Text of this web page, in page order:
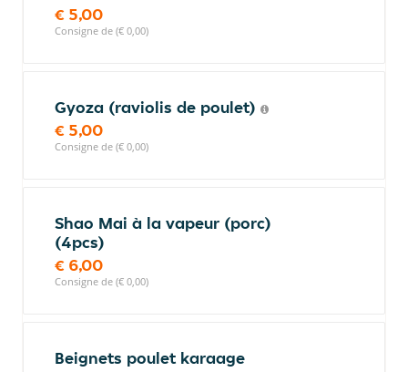
€ 5,00
Consigne de (€ 0,00)
Gyoza (raviolis de poulet)
€ 5,00
Consigne de (€ 0,00)
Shao Mai à la vapeur (porc)
(4pcs)
€ 6,00
Consigne de (€ 0,00)
Beignets poulet karaage